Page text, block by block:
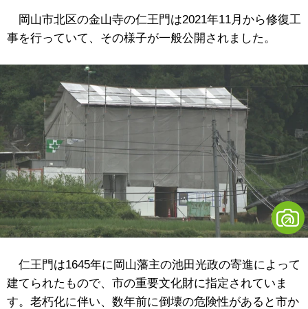
岡山市北区の金山寺の仁王門は2021年11月から修復工
事を行っていて、その様子が一般公開されました。
仁王門は1645年に岡山藩主の池田光政の寄進によって
建てられたもので、市の重要文化財に指定されていま
す。老朽化に伴い、数年前に倒壊の危険性があると市か